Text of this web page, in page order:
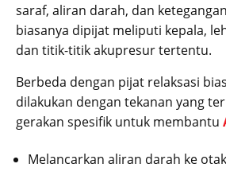
saraf, aliran darah, dan
biasanya dipijat meliputi kepala,
dan titik-titik akupresur tertentu.
Berbeda dengan pijat relaksasi
dilakukan dengan tekanan yang
gerakan spesifik untuk membantu
Melancarkan aliran darah ke otak